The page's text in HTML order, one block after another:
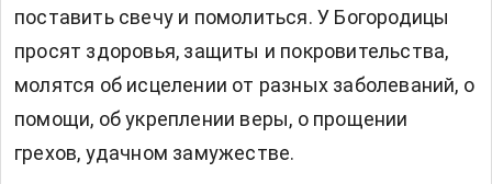
поставить свечу и помолиться. У Богородицы
просят здоровья, защиты и покровительства,
молятся об исцелении от разных заболеваний, о
помощи, об укреплении веры, о прощении
грехов, удачном замужестве.